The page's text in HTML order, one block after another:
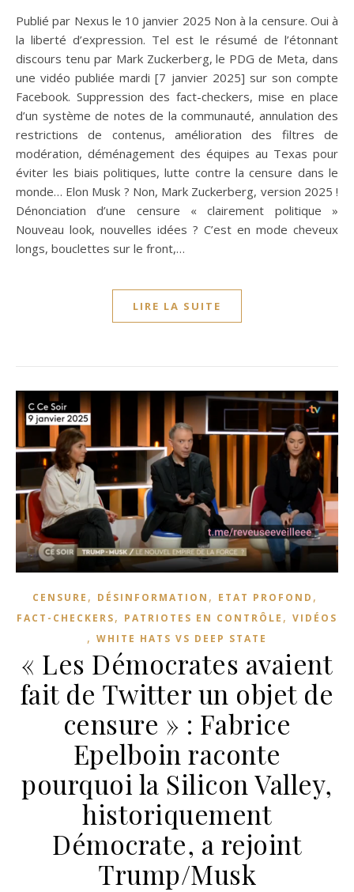
Publié par Nexus le 10 janvier 2025 Non à la censure. Oui à
la liberté d’expression. Tel est le résumé de l’étonnant
discours tenu par Mark Zuckerberg, le PDG de Meta, dans
une vidéo publiée mardi [7 janvier 2025] sur son compte
Facebook. Suppression des fact-checkers, mise en place
d’un système de notes de la communauté, annulation des
restrictions de contenus, amélioration des filtres de
modération, déménagement des équipes au Texas pour
éviter les biais politiques, lutte contre la censure dans le
monde… Elon Musk ? Non, Mark Zuckerberg, version 2025 !
Dénonciation d’une censure « clairement politique »
Nouveau look, nouvelles idées ? C’est en mode cheveux
longs, bouclettes sur le front,…
LIRE LA SUITE
CENSURE , DÉSINFORMATION , ETAT PROFOND ,
FACT-CHECKERS, PATRIOTES EN CONTRÔLE , VIDÉOS
, WHITE HATS VS DEEP STATE
« Les Démocrates avaient
fait de Twitter un objet de
censure » : Fabrice
Epelboin raconte
pourquoi la Silicon Valley,
historiquement
Démocrate, a rejoint
Trump/Musk